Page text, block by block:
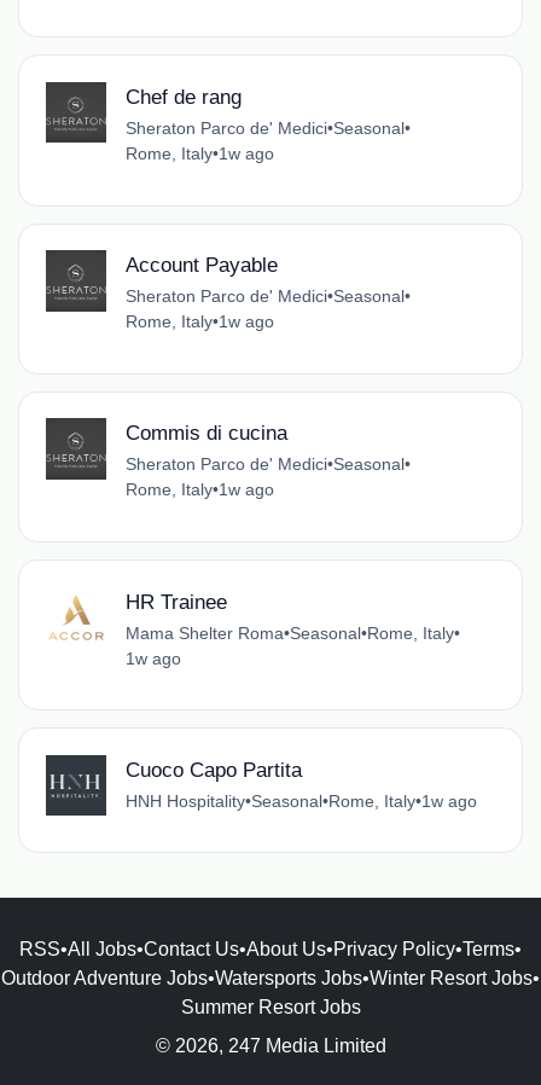
Chef de rang
Sheraton Parco de' Medici•Seasonal•
Rome, Italy•1w ago
Account Payable
Sheraton Parco de' Medici•Seasonal•
Rome, Italy•1w ago
Commis di cucina
Sheraton Parco de' Medici•Seasonal•
Rome, Italy•1w ago
HR Trainee
Mama Shelter Roma•Seasonal•Rome, Italy•
1w ago
Cuoco Capo Partita
HNH Hospitality•Seasonal•Rome, Italy•1w ago
RSS•All Jobs•Contact Us•About Us•Privacy Policy•Terms•
Outdoor Adventure Jobs•Watersports Jobs•Winter Resort Jobs•
Summer Resort Jobs
© 2026, 247 Media Limited